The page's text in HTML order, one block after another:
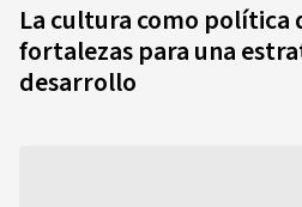
La cultura como política
fortalezas para una
desarrollo